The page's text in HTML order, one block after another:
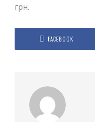
грн.
FACEBOOK